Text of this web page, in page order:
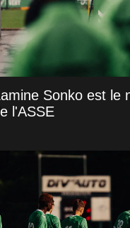
Sonko est le
l'ASSE